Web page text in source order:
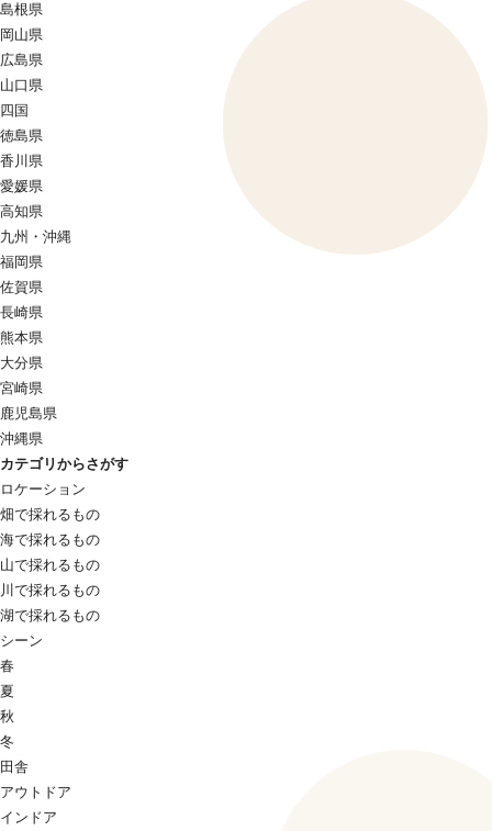
島根県
岡山県
広島県
山口県
四国
徳島県
香川県
愛媛県
高知県
九州・沖縄
福岡県
佐賀県
長崎県
熊本県
大分県
宮崎県
鹿児島県
沖縄県
カテゴリからさがす
ロケーション
畑で採れるもの
海で採れるもの
山で採れるもの
川で採れるもの
湖で採れるもの
シーン
春
夏
秋
冬
田舎
アウトドア
インドア